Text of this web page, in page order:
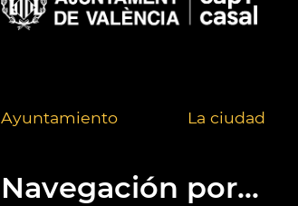
Ayuntamiento La ciudad
Navegación por...